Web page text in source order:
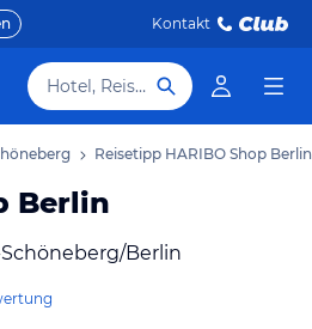
Kontakt
Hotel, Reiseziel
Reisetipp HARIBO Shop Berlin
Berlin
Berlin